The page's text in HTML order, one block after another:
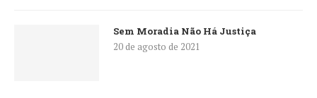
Sem Moradia Não Há Justiça
20 de agosto de 2021